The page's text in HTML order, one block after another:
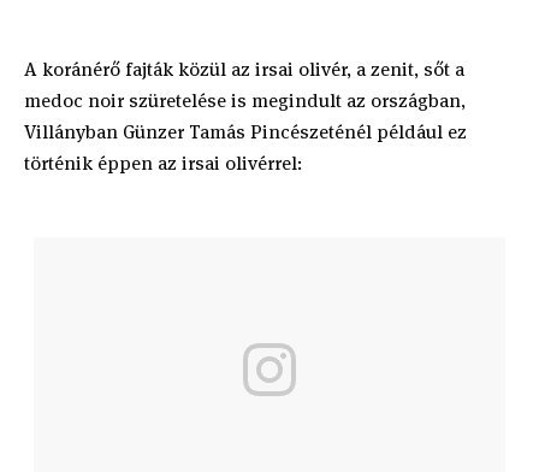
A koránérő fajták közül az irsai olivér, a zenit, sőt a
medoc noir szüretelése is megindult az országban,
Villányban Günzer Tamás Pincészeténél például ez
történik éppen az irsai olivérrel: